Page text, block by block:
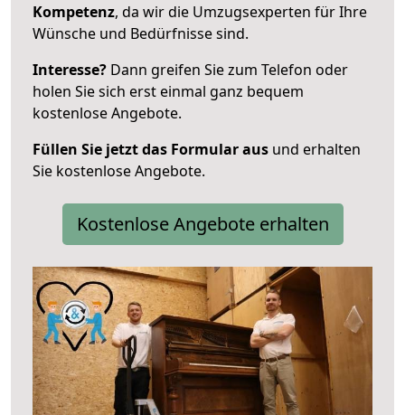
Kompetenz, da wir die Umzugsexperten für Ihre
Wünsche und Bedürfnisse sind.
Interesse? Dann greifen Sie zum Telefon oder
holen Sie sich erst einmal ganz bequem
kostenlose Angebote.
Füllen Sie jetzt das Formular aus und erhalten
Sie kostenlose Angebote.
Kostenlose Angebote erhalten